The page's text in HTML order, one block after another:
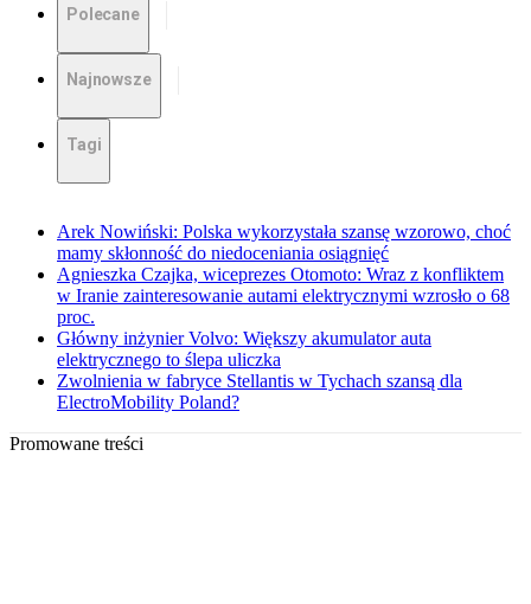
Polecane
Najnowsze
Tagi
Arek Nowiński: Polska wykorzystała szansę wzorowo, choć
mamy skłonność do niedoceniania osiągnięć
Agnieszka Czajka, wiceprezes Otomoto: Wraz z konfliktem
w Iranie zainteresowanie autami elektrycznymi wzrosło o 68
proc.
Główny inżynier Volvo: Większy akumulator auta
elektrycznego to ślepa uliczka
Zwolnienia w fabryce Stellantis w Tychach szansą dla
ElectroMobility Poland?
Promowane treści